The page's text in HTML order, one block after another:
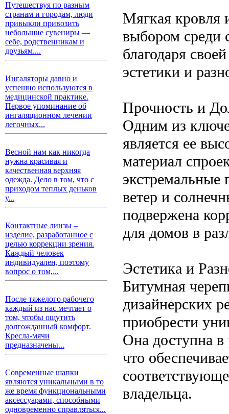
Путешествуя по разным
странам и городам, люди
привыкли привозить
небольшие сувениры —
себе, родственникам и
друзьям....
Ингаляторы давно и
успешно используются в
медицинской практике.
Первое упоминание об
ингаляционном лечении
легочных...
Весной нам как никогда
нужна красивая и
качественная верхняя
одежда. Дело в том, что с
приходом теплых деньков
у...
Контактные линзы –
изделие, разработанное с
целью коррекции зрения.
Каждый человек
индивидуален, поэтому
вопрос о том,...
После тяжелого рабочего
каждый из нас мечтает о
том, чтобы ощутить
долгожданный комфорт.
Кресла-мячи
предназначены...
Современные шапки
являются уникальными в то
же время функциональными
аксессуарами, способными
одновременно справляться...
Мягкая кровля
выбором среди
благодаря
эстетики и
Прочность и
Одним из
является ее
материал
экстремальные
ветер и
подвержена
для домов в
Эстетика и
Битумная
дизайнерских
приобрести
Она доступна в
что
владельца.